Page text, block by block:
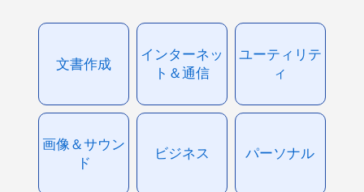
文書作成
インターネッ
ト＆通信
ユーティリテ
ィ
画像＆サウン
ド
ビジネス パーソナル